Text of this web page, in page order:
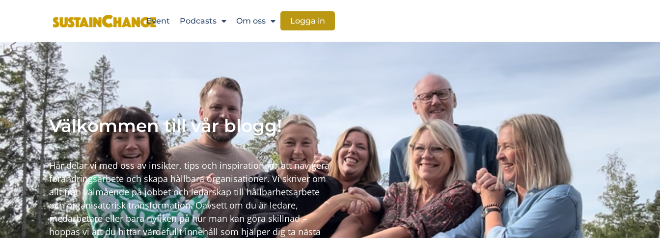
Event Podcasts Om oss Logga in
Välkommen till vår blogg!
Här delar vi med oss av insikter, tips och inspiration för att navigera
förändringsarbete och skapa hållbara organisationer. Vi skriver om
allt från välmående på jobbet och ledarskap till hållbarhetsarbete
och organisatorisk transformation. Oavsett om du är ledare,
medarbetare eller bara nyfiken på hur man kan göra skillnad –
hoppas vi att du hittar värdefullt innehåll som hjälper dig ta nästa